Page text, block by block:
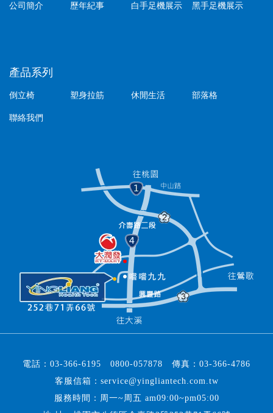
公司簡介 歷年紀事 白手足機展示 黑手足機展示
產品系列
倒立椅 塑身拉筋 休閒生活 部落格
聯絡我們
電話： 03-366-6195 0800-057878 傳真： 03-366-4786
客服信箱： service@yingliantech.com.tw
服務時間：周一~周五 am09:00~pm05:00